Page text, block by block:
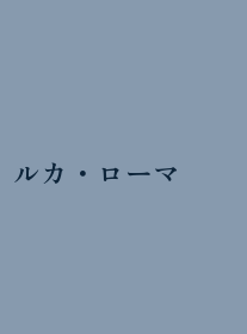
カ・ローマ